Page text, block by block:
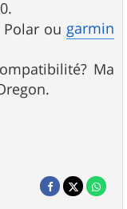
ou garmin
Ma